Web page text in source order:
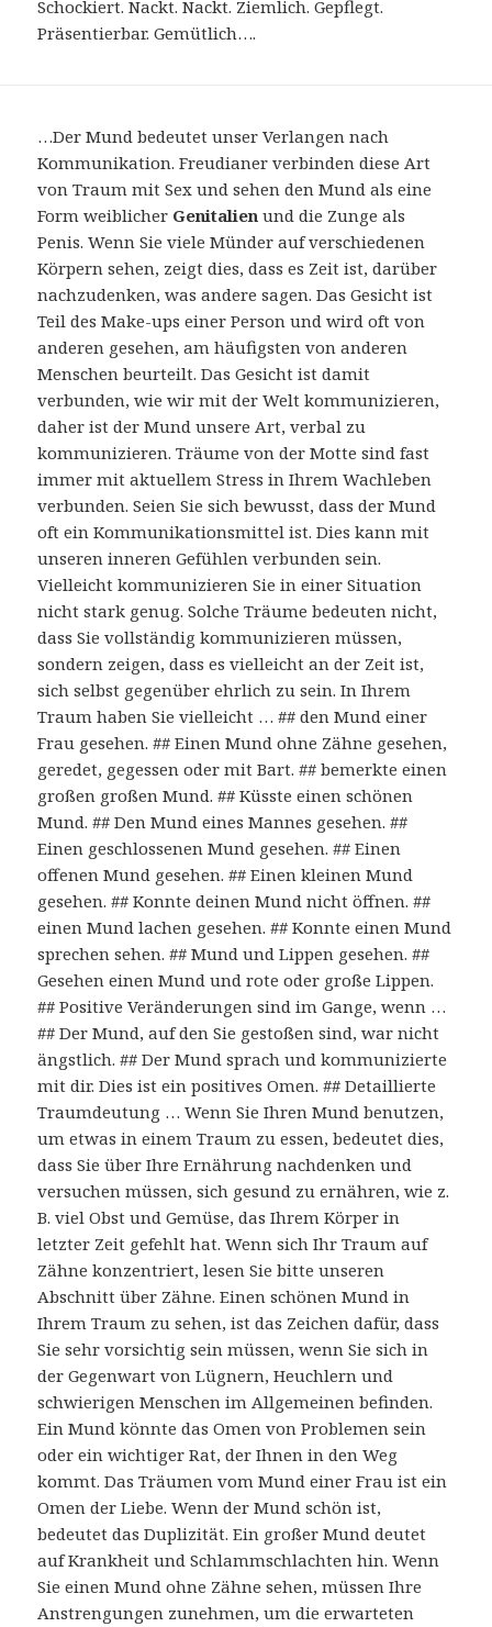
Schockiert. Nackt. Nackt. Ziemlich. Gepflegt.
Präsentierbar. Gemütlich….
…Der Mund bedeutet unser Verlangen nach
Kommunikation. Freudianer verbinden diese Art
von Traum mit Sex und sehen den Mund als eine
Form weiblicher Genitalien und die Zunge als
Penis. Wenn Sie viele Münder auf verschiedenen
Körpern sehen, zeigt dies, dass es Zeit ist, darüber
nachzudenken, was andere sagen. Das Gesicht ist
Teil des Make-ups einer Person und wird oft von
anderen gesehen, am häufigsten von anderen
Menschen beurteilt. Das Gesicht ist damit
verbunden, wie wir mit der Welt kommunizieren,
daher ist der Mund unsere Art, verbal zu
kommunizieren. Träume von der Motte sind fast
immer mit aktuellem Stress in Ihrem Wachleben
verbunden. Seien Sie sich bewusst, dass der Mund
oft ein Kommunikationsmittel ist. Dies kann mit
unseren inneren Gefühlen verbunden sein.
Vielleicht kommunizieren Sie in einer Situation
nicht stark genug. Solche Träume bedeuten nicht,
dass Sie vollständig kommunizieren müssen,
sondern zeigen, dass es vielleicht an der Zeit ist,
sich selbst gegenüber ehrlich zu sein. In Ihrem
Traum haben Sie vielleicht … ## den Mund einer
Frau gesehen. ## Einen Mund ohne Zähne gesehen,
geredet, gegessen oder mit Bart. ## bemerkte einen
großen großen Mund. ## Küsste einen schönen
Mund. ## Den Mund eines Mannes gesehen. ##
Einen geschlossenen Mund gesehen. ## Einen
offenen Mund gesehen. ## Einen kleinen Mund
gesehen. ## Konnte deinen Mund nicht öffnen. ##
einen Mund lachen gesehen. ## Konnte einen Mund
sprechen sehen. ## Mund und Lippen gesehen. ##
Gesehen einen Mund und rote oder große Lippen.
## Positive Veränderungen sind im Gange, wenn …
## Der Mund, auf den Sie gestoßen sind, war nicht
ängstlich. ## Der Mund sprach und kommunizierte
mit dir. Dies ist ein positives Omen. ## Detaillierte
Traumdeutung … Wenn Sie Ihren Mund benutzen,
um etwas in einem Traum zu essen, bedeutet dies,
dass Sie über Ihre Ernährung nachdenken und
versuchen müssen, sich gesund zu ernähren, wie z.
B. viel Obst und Gemüse, das Ihrem Körper in
letzter Zeit gefehlt hat. Wenn sich Ihr Traum auf
Zähne konzentriert, lesen Sie bitte unseren
Abschnitt über Zähne. Einen schönen Mund in
Ihrem Traum zu sehen, ist das Zeichen dafür, dass
Sie sehr vorsichtig sein müssen, wenn Sie sich in
der Gegenwart von Lügnern, Heuchlern und
schwierigen Menschen im Allgemeinen befinden.
Ein Mund könnte das Omen von Problemen sein
oder ein wichtiger Rat, der Ihnen in den Weg
kommt. Das Träumen vom Mund einer Frau ist ein
Omen der Liebe. Wenn der Mund schön ist,
bedeutet das Duplizität. Ein großer Mund deutet
auf Krankheit und Schlammschlachten hin. Wenn
Sie einen Mund ohne Zähne sehen, müssen Ihre
Anstrengungen zunehmen, um die erwarteten